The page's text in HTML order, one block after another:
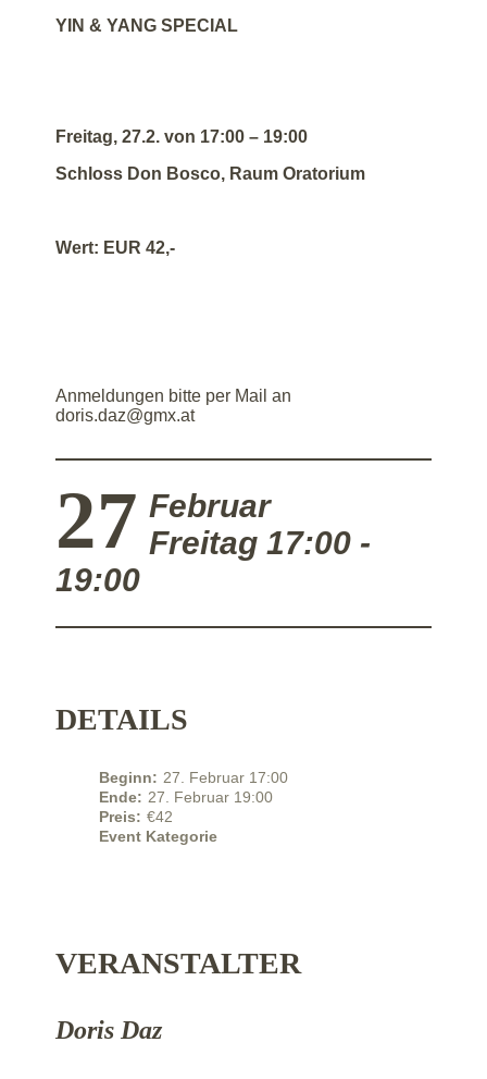
YIN & YANG SPECIAL
Freitag, 27.2. von 17:00 – 19:00
Schloss Don Bosco, Raum Oratorium
Wert: EUR 42,-
Anmeldungen bitte per Mail an
doris.daz@gmx.at
27 Februar
Freitag17:00 -
19:00
DETAILS
Beginn: 27. Februar 17:00
Ende: 27. Februar 19:00
Preis: €42
Event Kategorie
VERANSTALTER
Doris Daz